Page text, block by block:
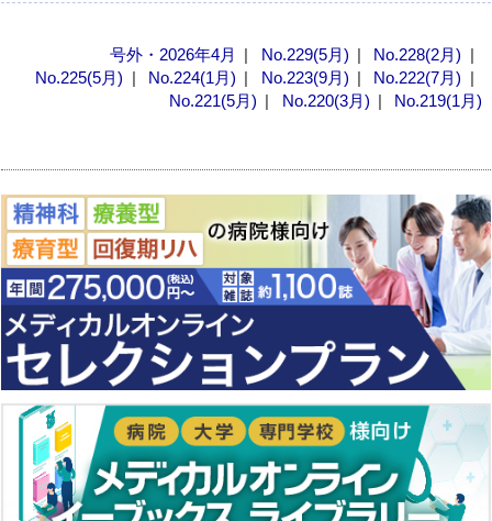
号外・2026年4月 No.229(5月)
No.228(2月)
No.225(5月)
No.224(1月) No.223(9月)
No.222(7月)
No.221(5月)
No.220(3月) No.219(1月)